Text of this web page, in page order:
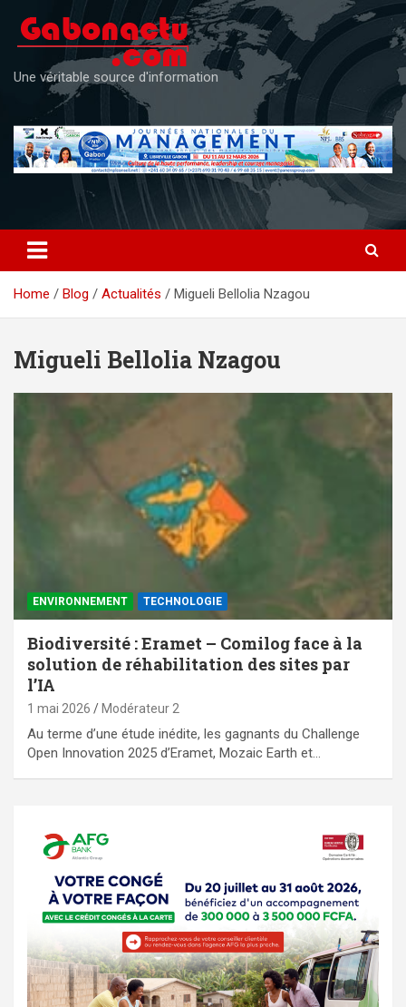
content
Une véritable source d'information
Home Blog Actualités Migueli Bellolia Nzagou
Migueli Bellolia Nzagou
ENVIRONNEMENT TECHNOLOGIE
Biodiversité : Eramet – Comilog face à la
solution de réhabilitation des sites par
l’IA
1 mai 2026 Modérateur 2
Au terme d’une étude inédite, les gagnants du Challenge
Open Innovation 2025 d’Eramet, Mozaic Earth et…